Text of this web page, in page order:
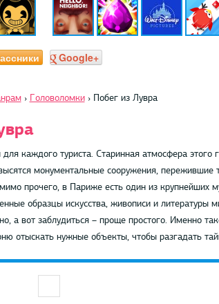
Google+
› Головоломки › Побег из Лувра
каждого туриста. Старинная атмосфера
монументальные сооружения,
прочего, в Париже есть один из крупнейших
образцы искусства, живописи и литературы
а вот заблудиться – проще простого. Именно
отыскать нужные объекты, чтобы разгадать